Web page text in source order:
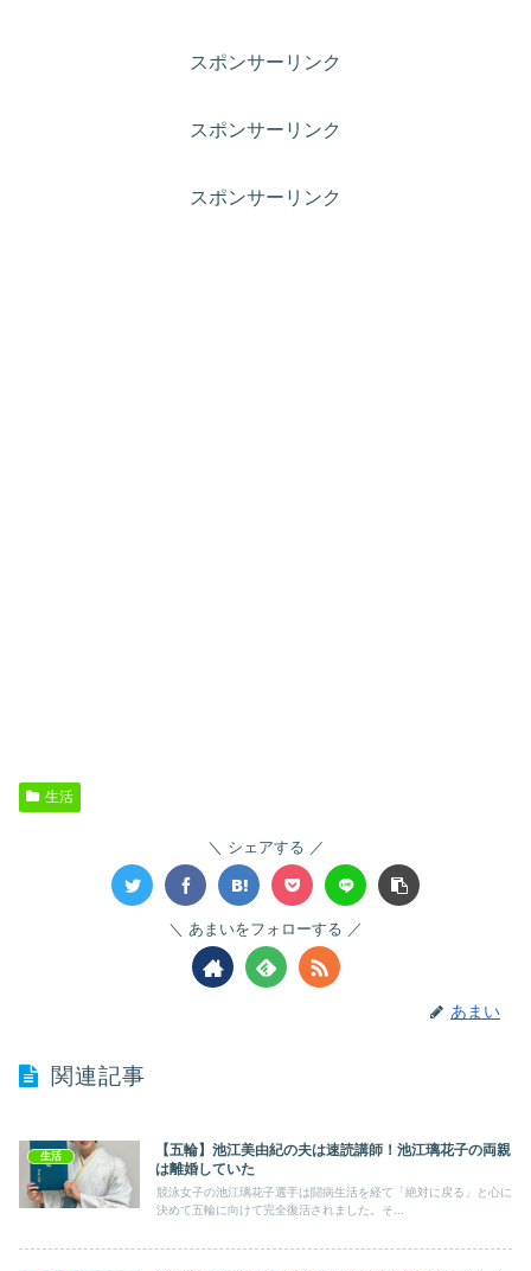
スポンサーリンク
スポンサーリンク
スポンサーリンク
生活
シェアする
あまいをフォローする
あまい
関連記事
生活
【五輪】池江美由紀の夫は速読講師！池江璃花子の両親
は離婚していた
競泳⼥⼦の池江璃花⼦選手は闘病⽣活を経て「絶対に戻る」と⼼に
決めて五輪に向けて完全復活されました。そ...